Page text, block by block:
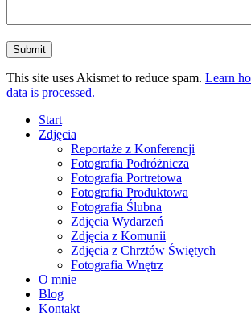
This site uses Akismet to reduce spam. Learn
data is processed.
Start
Zdjęcia
Reportaże z Konferencji
Fotografia Podróżnicza
Fotografia Portretowa
Fotografia Produktowa
Fotografia Ślubna
Zdjęcia Wydarzeń
Zdjęcia z Komunii
Zdjęcia z Chrztów Świętych
Fotografia Wnętrz
O mnie
Blog
Kontakt